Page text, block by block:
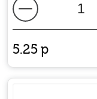
5.25р